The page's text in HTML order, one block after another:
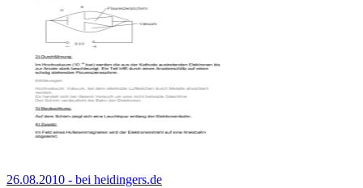
26.08.2010 - bei heidingers.de